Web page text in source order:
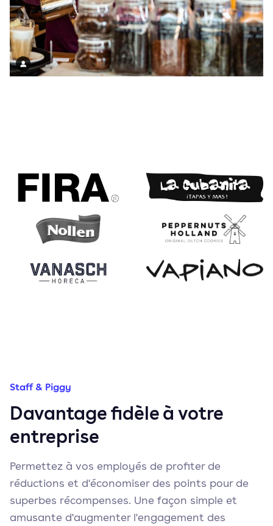
Staff & Piggy
Davantage fidèle à votre
entreprise
Permettez à vos employés de profiter de
réductions et d'économiser des points pour de
superbes récompenses. Une façon simple et
amusante d'augmenter l'engagement des